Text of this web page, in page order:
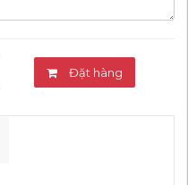
Đặt hàng